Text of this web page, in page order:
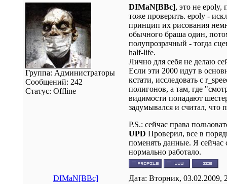
Группа: Администраторы
Сообщений: 242
Статус: Offline
DIMaN[BBc], это не epoly,
тоже проверить. epoly -
принцип их рисования
обычного браша один,
полупрозрачный - тогда
half-life.
Лично для себя не делаю
Если эти 2000 идут в
кстати, исследовать с
полигонов, а там, где
видимости попадают
задумывался и считал, что
P.S.: сейчас права
UPD Проверил, все в
поменять данные. Я сейчас
нормально работало.
DIMaN[BBc]
Дата: Вторник,